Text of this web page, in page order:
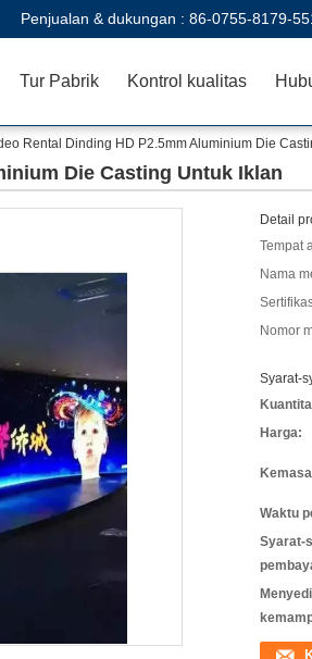
Penjualan & dukungan : 86-0755-8179-
Tur Pabrik Kontrol kualitas
Rental Dinding HD P2.5mm Aluminium Die
Die Casting Untuk Iklan
Detail
Tempat
Nama
Nomor
Syarat-
Harga:
Waktu
Syarat-